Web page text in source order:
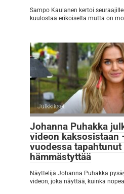
Sampo Kaulanen kertoi
kuulostaa erikoiselta mutta on
Julkkikset
Johanna Puhakka
videon kaksosistaan
vuodessa
hämmästyttää
Näyttelijä Johanna Puhakka
videon, joka näyttää, kuinka